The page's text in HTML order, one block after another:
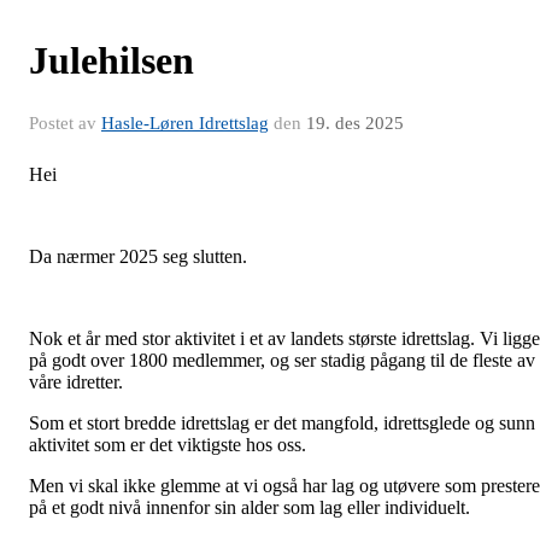
Julehilsen
Postet av Hasle-Løren Idrettslag den 19. des 2025
Hei
Da nærmer 2025 seg slutten.
Nok et år med stor aktivitet i et av landets største idrettslag. Vi
på godt over 1800 medlemmer, og ser stadig pågang til de fleste av
våre idretter.
Som et stort bredde idrettslag er det mangfold, idrettsglede og sunn
aktivitet som er det viktigste hos oss.
Men vi skal ikke glemme at vi også har lag og utøvere som
på et godt nivå innenfor sin alder som lag eller individuelt.